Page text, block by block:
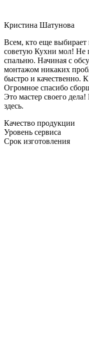
Кристина Шатунова
Всем, кто еще выбирает
советую Кухни мол! Не
спальню. Начиная с
монтажом никаких
быстро и качественно.
Огромное спасибо
Это мастер своего
здесь.
Качество продукции
Уровень сервиса
Срок изготовления